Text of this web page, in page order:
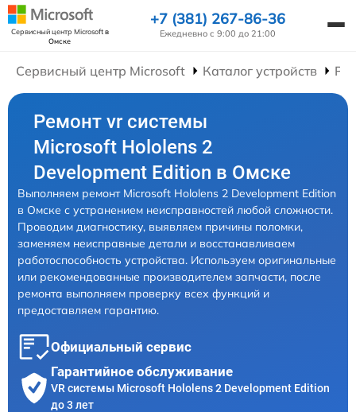
Сервисный центр Microsoftв
Омске
+7 (381) 267-86-36
Ежедневно с 9:00 до 21:00
Сервисный центр Microsoft Каталог устройств
Ремонт vr системы
Microsoft Hololens 2
Development Edition в Омске
Выполняем ремонт Microsoft Hololens 2 Development Edition
в Омске с устранением неисправностей любой сложности.
Проводим диагностику, выявляем причины поломки,
заменяем неисправные детали и восстанавливаем
работоспособность устройства. Используем оригинальные
или рекомендованные производителем запчасти, после
ремонта выполняем проверку всех функций и
предоставляем гарантию.
Официальный сервис
Гарантийное обслуживание
VR системы Microsoft Hololens 2 Development Edition
до 3 лет